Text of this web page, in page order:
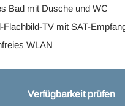
Bad mit Dusche und WC
Flachbild-TV mit SAT-
WLAN
Verfügbarkeit prüfen